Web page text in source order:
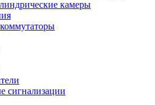
камеры
сигнализации